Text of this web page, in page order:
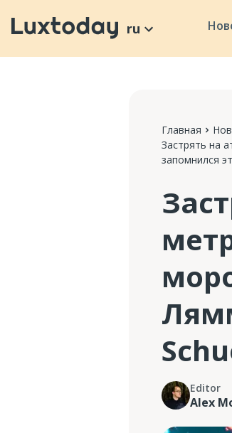
ru
Главная
Застрять на
запомнился
Editor
Alex